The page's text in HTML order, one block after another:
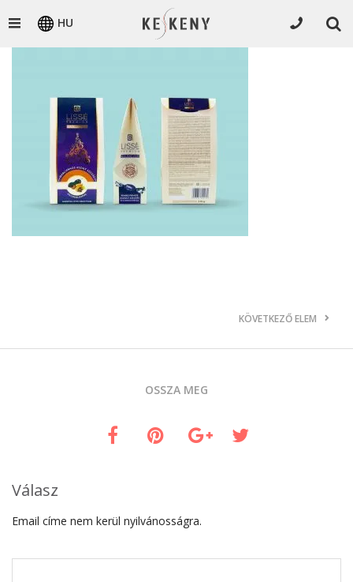
HU
KÖVETKEZŐ ELEM
OSSZA MEG
Válasz
Email címe nem kerül nyilvánosságra.